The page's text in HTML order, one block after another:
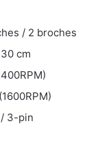
/ 2 broches
cm
/ 3-pin